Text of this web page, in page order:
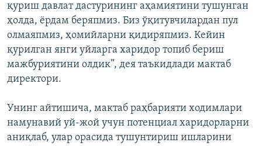
қуриш давлат дастурининг аҳамиятини тушунган
ҳолда, ёрдам беряпмиз. Биз ўқитувчилардан пул
олмаяпмиз, ҳомийларни қидиряпмиз. Кейин
қурилган янги уйларга харидор топиб бериш
мажбуриятини олдик”, дея таъкидлади мактаб
директори.
Унинг айтишича, мактаб раҳбарияти ходимлари
намунавий уй-жой учун потенциал харидорларни
аниқлаб, улар орасида тушунтириш ишларини